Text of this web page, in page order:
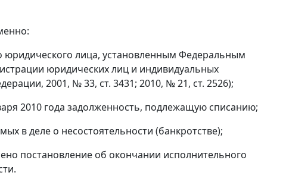
лица, установленным Федеральным
юридических лиц и индивидуальных
2001, № 33, ст. 3431; 2010, № 21, ст. 2526);
2010 года задолженность, подлежащую списанию;
в деле о несостоятельности (банкротстве);
постановление об окончании исполнительного